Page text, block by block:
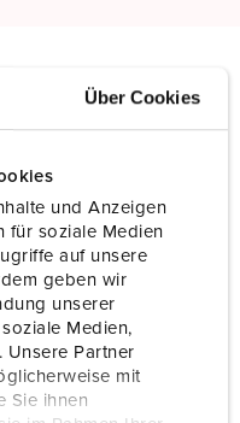
Über Cookies
und Anzeigen
für soziale Medien
auf unsere
geben wir
unserer
Medien,
Unsere Partner
mit
Sie ihnen
400 A
4 p
400 V
6 h
50-60 Hz